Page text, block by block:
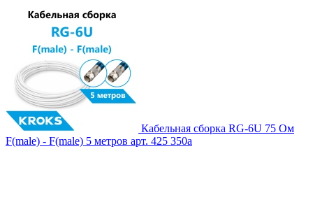
Кабельная сборка RG-6U 75 Ом
F(male) - F(male) 5 метров арт. 425 350a